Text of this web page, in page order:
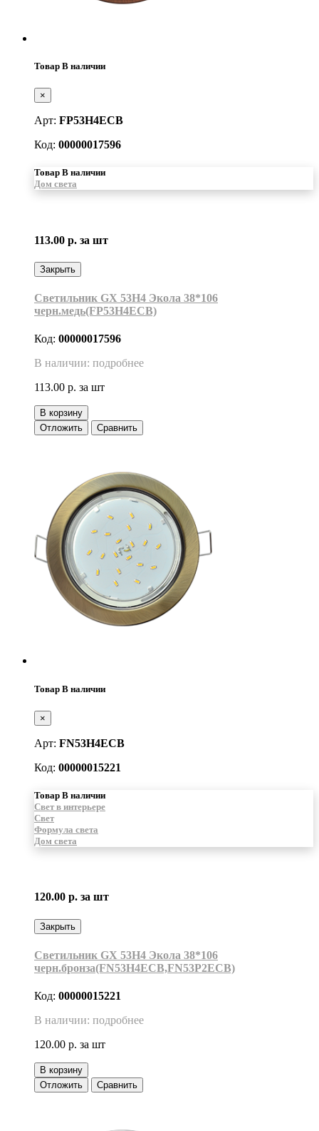
Товар В наличии
×
Арт: FP53H4ECB
Код: 00000017596
Товар В наличии
Дом света
113.00 р. за шт
Закрыть
Светильник GX 53H4 Экола 38*106
черн.медь(FP53H4ECB)
Код: 00000017596
В наличии: подробнее
113.00 р. за шт
В корзину
Отложить
Сравнить
Товар В наличии
×
Арт: FN53H4ECB
Код: 00000015221
Товар В наличии
Свет в интерьере
Свет
Формула света
Дом света
120.00 р. за шт
Закрыть
Светильник GX 53H4 Экола 38*106
черн.бронза(FN53H4ECB,FN53P2ECB)
Код: 00000015221
В наличии: подробнее
120.00 р. за шт
В корзину
Отложить
Сравнить